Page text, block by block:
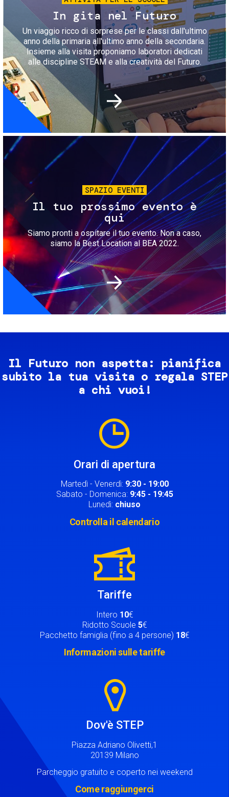
In gita nel Futuro
Un viaggio ricco di sorprese per le classi dall'ultimo
anno della primaria all'ultimo anno della secondaria.
Insieme alla visita proponiamo laboratori dedicati
alle discipline STEAM e alla creatività del Futuro.
Immagine
SPAZIO EVENTI
Il tuo prossimo evento è
qui
Siamo pronti a ospitare il tuo evento. Non a caso,
siamo la Best Location al BEA 2022.
Il Futuro non aspetta: pianifica
subito la tua visita o regala STEP
a chi vuoi!
Orari di apertura
Martedì - Venerdì: 9:30 - 19:00
Sabato - Domenica: 9:45 - 19:45
Lunedì: chiuso
Controlla il calendario
Tariffe
Intero 10€
Ridotto Scuole 5€
Pacchetto famiglia (fino a 4 persone) 18€
Informazioni sulle tariffe
Dov'è STEP
Piazza Adriano Olivetti,1
20139 Milano
Parcheggio gratuito e coperto nei weekend
Come raggiungerci